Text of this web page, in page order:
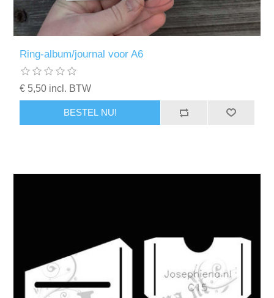
Ring-album/journal voor A6
€ 5,50 incl. BTW
BESTEL NU!